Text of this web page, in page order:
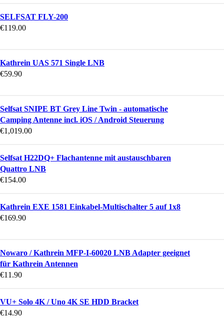
SELFSAT FLY-200
€119.00
Kathrein UAS 571 Single LNB
€59.90
Selfsat SNIPE BT Grey Line Twin - automatische
Camping Antenne incl. iOS / Android Steuerung
€1,019.00
Selfsat H22DQ+ Flachantenne mit austauschbaren
Quattro LNB
€154.00
Kathrein EXE 1581 Einkabel-Multischalter 5 auf 1x8
€169.90
Nowaro / Kathrein MFP-I-60020 LNB Adapter geeignet
für Kathrein Antennen
€11.90
VU+ Solo 4K / Uno 4K SE HDD Bracket
€14.90